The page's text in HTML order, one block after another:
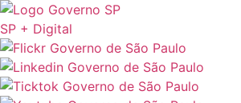
SP + Digital